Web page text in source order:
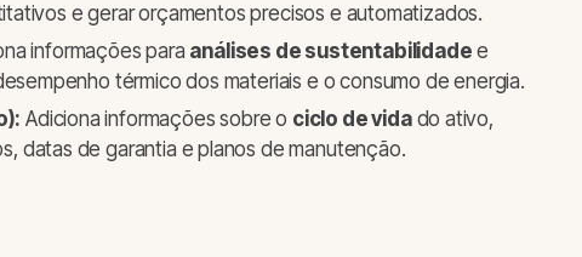
e gerar orçamentos precisos e automatizados.
informações para análises de sustentabilidade e
térmico dos materiais e o consumo de energia.
Adiciona informações sobre o ciclo de vidado ativo,
datas de garantia e planos de manutenção.